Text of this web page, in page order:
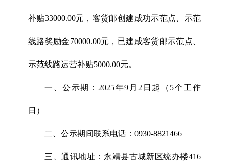
补贴33000.00元，客货邮创建成功示范点、示范
线路奖励金70000.00元，已建成客货邮示范点、
示范线路运营补贴5000.00元。
一、公示期：2025年9月2日起（5个工作
日）
二、公示期间联系电话：0930-8821466
三、通讯地址：永靖县古城新区统办楼416